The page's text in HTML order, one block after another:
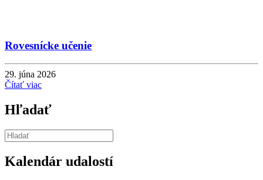
Rovesnícke učenie
29. júna 2026
Čítať viac
Hľadať
Kalendár udalostí